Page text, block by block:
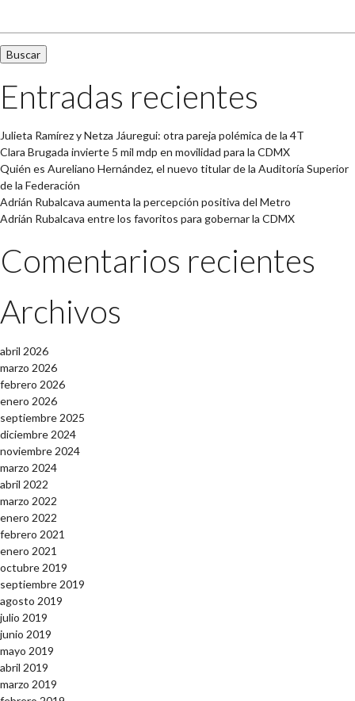
Entradas recientes
Julieta Ramírez y Netza Jáuregui: otra pareja polémica de la 4T
Clara Brugada invierte 5 mil mdp en movilidad para la CDMX
Quién es Aureliano Hernández, el nuevo titular de la Auditoría Superior
de la Federación
Adrián Rubalcava aumenta la percepción positiva del Metro
Adrián Rubalcava entre los favoritos para gobernar la CDMX
Comentarios recientes
Archivos
abril 2026
marzo 2026
febrero 2026
enero 2026
septiembre 2025
diciembre 2024
noviembre 2024
marzo 2024
abril 2022
marzo 2022
enero 2022
febrero 2021
enero 2021
octubre 2019
septiembre 2019
agosto 2019
julio 2019
junio 2019
mayo 2019
abril 2019
marzo 2019